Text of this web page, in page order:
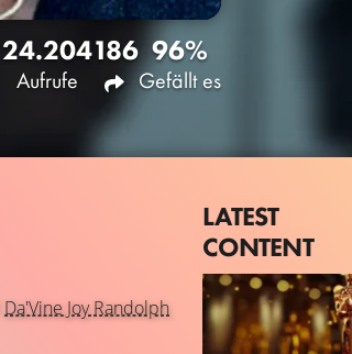
24.204
Aufrufe
186 96%
Gefällt es
Da'Vine Joy Randolph
LATEST
CONTENT